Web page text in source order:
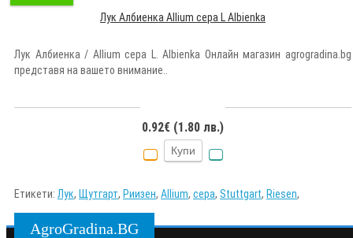
Лук Албиенка Allium cepa L Albienka
Лук Албиенка / Allium cepa L. Albienka Онлайн магазин agrogradina.bg
представя на вашето внимание..
0.92€ (1.80 лв.)
Купи
Етикети: Лук, Щутгарт, Риизен, Allium, cepa, Stuttgart, Riesen,
AgroGradina.BG